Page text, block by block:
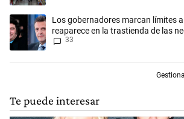
Un artículo de tendencia con el título "Los
Los gobernadores marcan límites
reaparece en la trastienda de las
33